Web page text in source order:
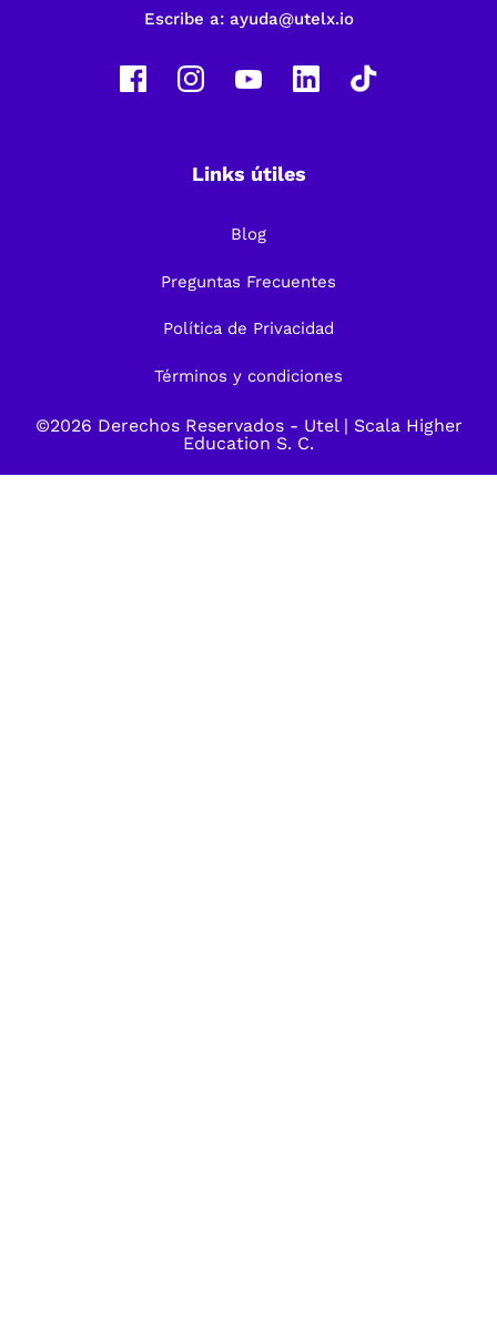
Escribe a: ayuda@utelx.io
Links útiles
Blog
Preguntas Frecuentes
Política de Privacidad
Términos y condiciones
©2026 Derechos Reservados - Utel| Scala Higher
Education S. C.